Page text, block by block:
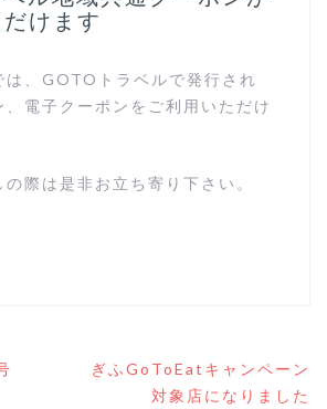
けます
は、GOTOトラベルで発行され
、電子クーポンをご利用いただけ
際は是非お立ち寄り下さい。
ぎふGoToEatキャンペーン
対象店になりました